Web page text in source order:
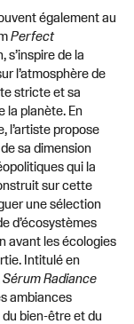
également au
Perfect
s’inspire de la
l’atmosphère de
stricte et sa
la planète. En
l’artiste propose
sa dimension
qui la
sur cette
une sélection
d’écosystèmes
avant les écologies
Intitulé en
Sérum Radiance
ambiances
bien-être et du